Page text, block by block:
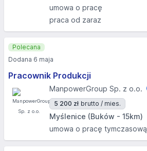
umowa o pracę
praca od zaraz
Pracownik Produkcji
ManpowerGroup Sp. z o.o.
5 200 zł brutto / mies.
Myślenice (Buków - 15km)
umowa o pracę tymczasową
Polecana
Dodana 6 maja